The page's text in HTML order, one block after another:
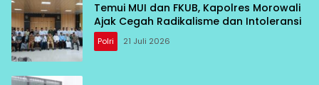
Temui MUI dan FKUB, Kapolres Morowali
Ajak Cegah Radikalisme dan Intoleransi
Polri 21 Juli 2026